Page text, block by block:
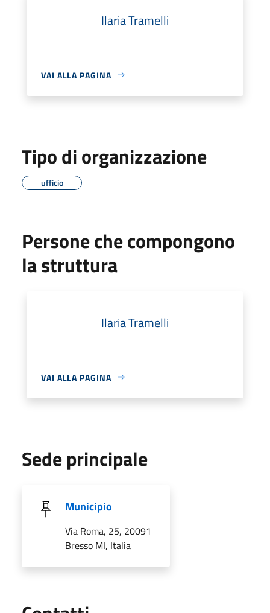
Ilaria Tramelli
VAI ALLA PAGINA
Tipo di organizzazione
ufficio
Persone che compongono
la struttura
Ilaria Tramelli
VAI ALLA PAGINA
Sede principale
Municipio
Via Roma, 25, 20091
Bresso MI, Italia